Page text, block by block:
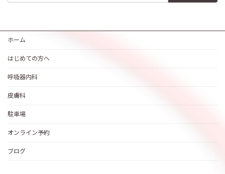
ホーム
はじめての方へ
呼吸器内科
皮膚科
駐車場
オンライン予約
ブログ